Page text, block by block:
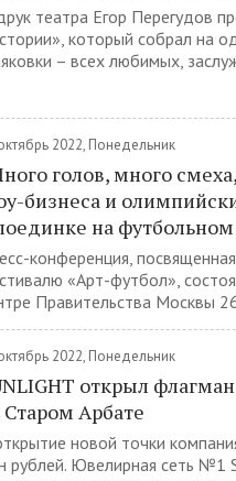
театра Егор Перегудов
который собрал на
– всех любимых,
2022, Понедельник
голов, много
бизнеса и
на
конференция,
«Арт-футбол»,
Правительства Москвы
2022, Понедельник
открыл
Старом Арбате
новой точки
рублей. Ювелирная сеть №1